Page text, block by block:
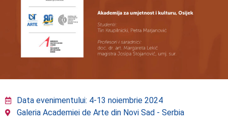
Data evenimentului: 4-13 noiembrie 2024
Galeria Academiei de Arte din Novi Sad - Serbia